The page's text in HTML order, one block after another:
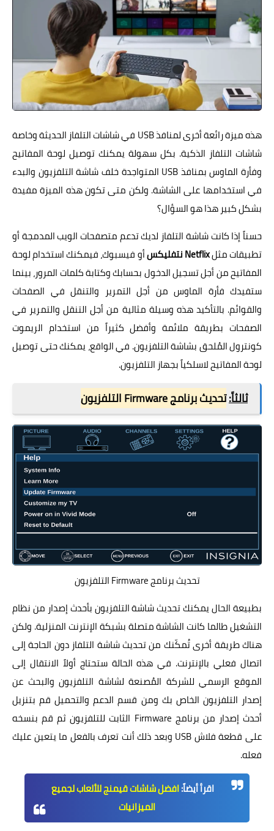
هذه ميزة رائعة أخرى لمنافذ USB في شاشات التلفاز الحديثة وخاصة
شاشات التلفاز الذكية. بكل سهولة يمكنك توصيل لوحة المفاتيح
وفأرة الماوس بمنافذ USB المتواجدة خلف شاشة التلفزيون والبدء
في استخدامها على الشاشة. ولكن متى تكون هذه الميزة مفيدة
بشكل كبير هذا هو السؤال؟
حسناً إذا كانت شاشة التلفاز لديك تدعم متصفحات الويب المدمجة أو
تطبيقات مثلNetflix نتفليكس
أو فيسبوك، فيمكنك استخدام لوحة
المفاتيح من أجل تسجيل الدخول بحسابك وكتابة كلمات المرور، بينما
ستفيدك فأرة الماوس من أجل التمرير والتنقل في الصفحات
والقوائم. بالتأكيد هذه وسيلة مثالية من أجل التنقل والتمرير في
الصفحات بطريقة ملائمة وأفضل كثيراً من استخدام الريموت
كونترول المُلحق بشاشة التلفزيون. في الواقع، يمكنك حتى توصيل
لوحة المفاتيح لاسلكياً بجهاز التلفزيون.
ثالثاً:تحديث برنامج Firmware التلفزيون
تحديث برنامج Firmware التلفزيون
بطبيعة الحال يمكنك تحديث شاشة التلفزيون بأحدث إصدار من نظام
التشغيل طالما كانت الشاشة متصلة بشبكة الإنترنت المنزلية. ولكن
هناك طريقة أخرى تُمكّنك من تحديث شاشة التلفاز دون الحاجة إلى
اتصال فعلي بالإنترنت. في هذه الحالة ستحتاج أولاً الانتقال إلى
الموقع الرسمي للشركة المُصنعة لشاشة التلفزيون والبحث عن
إصدار التلفزيون الخاص بك ومن قسم الدعم والتحميل قم بتنزيل
أحدث إصدار من برنامج Firmware الثابت للتلفزيون ثم قم بنسخه
على قطعة فلاش USB وبعد ذلك أنت تعرف بالفعل ما يتعين عليك
فعله.
اقرأ أيضاً:افضل شاشات قيمنج للألعاب لجميع
الميزانيات